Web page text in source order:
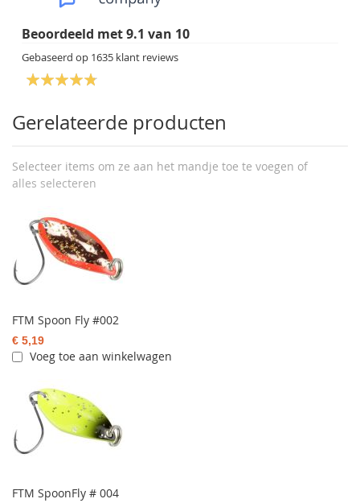
Beoordeeld met9.1 van 10
Gebaseerd op 1635 klant reviews
Gerelateerde producten
Selecteer items om ze aan het mandje toe te voegen of
alles selecteren
FTM Spoon Fly #002
€ 5,19
Voeg toe aan winkelwagen
FTM SpoonFly # 004